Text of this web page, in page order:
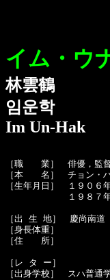
イム・ウ
林雲鶴
임운학
Im Un-Hak
［職　　業］　俳優，監
［本　　名］　チョン・
［生年月日］　１９０
１９８７年４月
［出 生 地］　慶尚南道
［身長体重］
［住　　所］
［レ タ ー］
［出身学校］　スハ普通